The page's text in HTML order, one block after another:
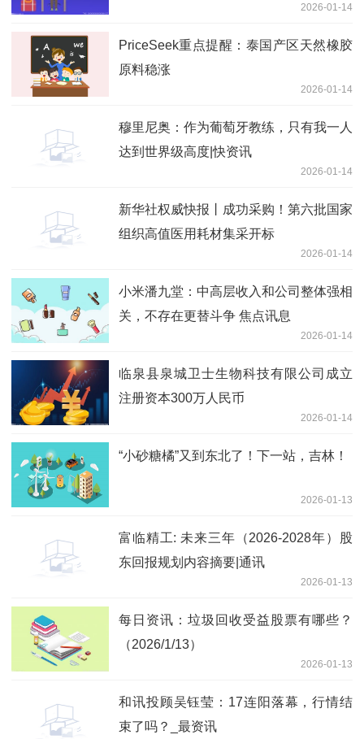
2026-01-14
PriceSeek重点提醒：泰国产区天然橡胶
原料稳涨
2026-01-14
穆里尼奥：作为葡萄牙教练，只有我一人
达到世界级高度|快资讯
2026-01-14
新华社权威快报丨成功采购！第六批国家
组织高值医用耗材集采开标
2026-01-14
小米潘九堂：中高层收入和公司整体强相
关，不存在更替斗争 焦点讯息
2026-01-14
临泉县泉城卫士生物科技有限公司成立
注册资本300万人民币
2026-01-14
“小砂糖橘”又到东北了！下一站，吉林！
2026-01-13
富临精工: 未来三年（2026-2028年）股
东回报规划内容摘要|通讯
2026-01-13
每日资讯：垃圾回收受益股票有哪些？
（2026/1/13）
2026-01-13
和讯投顾吴钰莹：17连阳落幕，行情结
束了吗？_最资讯